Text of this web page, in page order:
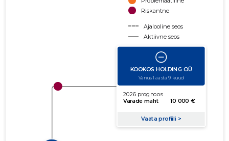
Riskantne
Ajalooline seos
Aktiivne seos
käibe suurus
võla suurus
Seoste laiendamine